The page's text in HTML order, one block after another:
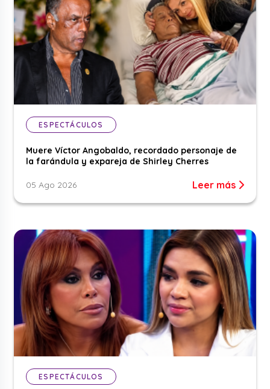
ESPECTÁCULOS
Muere Víctor Angobaldo, recordado personaje de
la farándula y expareja de Shirley Cherres
05 Ago 2026 Leer más
ESPECTÁCULOS